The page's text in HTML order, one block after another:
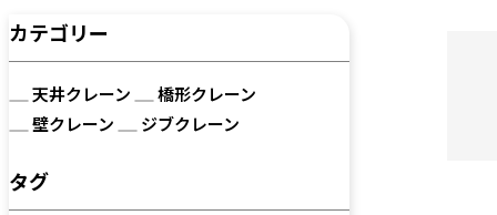
カテゴリー
天井クレーン
橋形クレーン
壁クレーン
ジブクレーン
タグ